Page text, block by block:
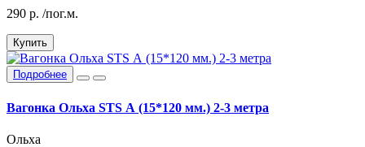
290 р. /пог.м.
Купить
Подробнее
Вагонка Ольха STS А (15*120 мм.) 2-3 метра
Ольха